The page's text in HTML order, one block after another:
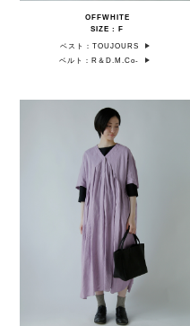
OFFWHITE
SIZE : F
ベスト：TOUJOURS
ベルト：R＆D.M.Co-